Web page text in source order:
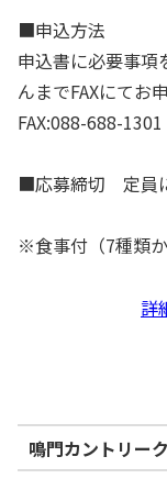
■申込方法
申込書に必要事項
んまでFAXにてお
FAX:088-688-1301
■応募締切 定員
※食事付（7種類
詳
鳴門カントリー